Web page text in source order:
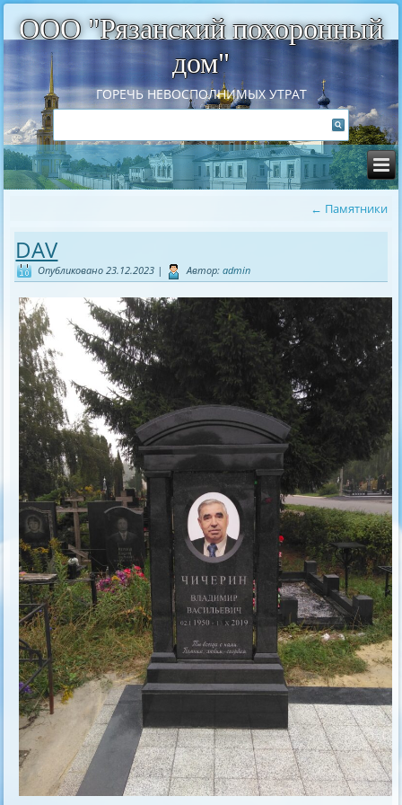
ООО "Рязанский похоронный
дом"
ГОРЕЧЬ НЕВОСПОЛНИМЫХ УТРАТ
← Памятники
DAV
Опубликовано 23.12.2023 | Автор: admin